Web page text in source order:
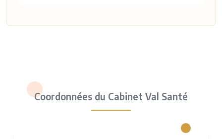
Coordonnées du Cabinet Val Santé